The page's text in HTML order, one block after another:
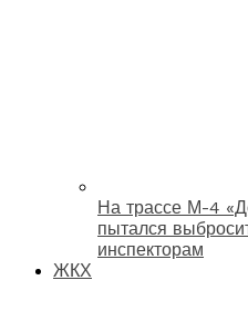
На трассе М-4
пытался
инспекторам
ЖКХ